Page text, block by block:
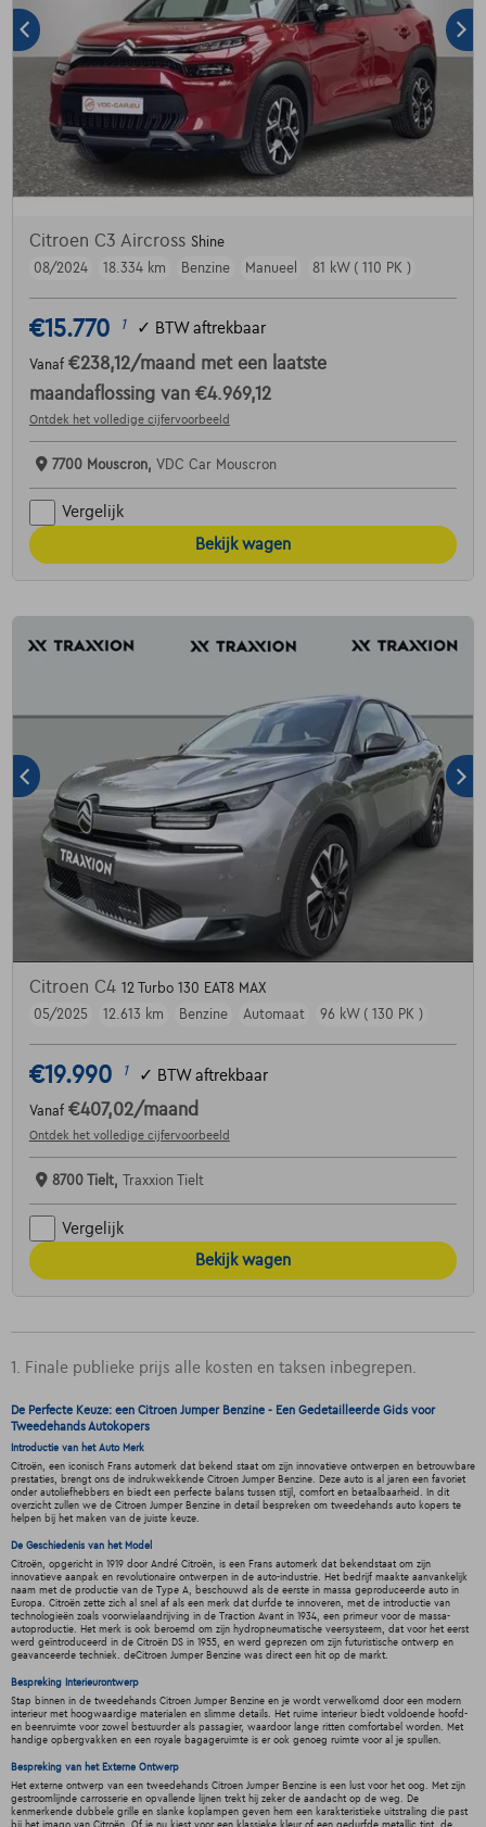
Citroen C3 Aircross Shine
08/2024
18.334 km Benzine Manueel 81 kW ( 110 PK )
€15.770 1 ✓ BTW aftrekbaar
Vanaf €238,12/maand met een laatste
maandaflossing van €4.969,12
Ontdek het volledige cijfervoorbeeld
7700 Mouscron, VDC Car Mouscron
Vergelijk
Bekijk wagen
Citroen C4 12 Turbo 130 EAT8 MAX
05/2025
12.613 km Benzine Automaat 96 kW ( 130 PK )
€19.990 1 ✓ BTW aftrekbaar
Vanaf €407,02/maand
Ontdek het volledige cijfervoorbeeld
8700 Tielt, Traxxion Tielt
Vergelijk
Bekijk wagen
1. Finale publieke prijs alle kosten en taksen inbegrepen.
De Perfecte Keuze: een Citroen Jumper Benzine - Een Gedetailleerde Gids voor
Tweedehands Autokopers
Introductie van het Auto Merk
Citroën, een iconisch Frans automerk dat bekend staat om zijn innovatieve ontwerpen en betrouwbare
prestaties, brengt ons de indrukwekkende Citroen Jumper Benzine. Deze auto is al jaren een favoriet
onder autoliefhebbers en biedt een perfecte balans tussen stijl, comfort en betaalbaarheid. In dit
overzicht zullen we de Citroen Jumper Benzine in detail bespreken om tweedehands auto kopers te
helpen bij het maken van de juiste keuze.
De Geschiedenis van het Model
Citroën, opgericht in 1919 door André Citroën, is een Frans automerk dat bekendstaat om zijn
innovatieve aanpak en revolutionaire ontwerpen in de auto-industrie. Het bedrijf maakte aanvankelijk
naam met de productie van de Type A, beschouwd als de eerste in massa geproduceerde auto in
Europa. Citroën zette zich al snel af als een merk dat durfde te innoveren, met de introductie van
technologieën zoals voorwielaandrijving in de Traction Avant in 1934, een primeur voor de massa-
autoproductie. Het merk is ook beroemd om zijn hydropneumatische veersysteem, dat voor het eerst
werd geïntroduceerd in de Citroën DS in 1955, en werd geprezen om zijn futuristische ontwerp en
geavanceerde techniek. deCitroen Jumper Benzine was direct een hit op de markt.
Bespreking Interieurontwerp
Stap binnen in de tweedehands Citroen Jumper Benzine en je wordt verwelkomd door een modern
interieur met hoogwaardige materialen en slimme details. Het ruime interieur biedt voldoende hoofd-
en beenruimte voor zowel bestuurder als passagier, waardoor lange ritten comfortabel worden. Met
handige opbergvakken en een royale bagageruimte is er ook genoeg ruimte voor al je spullen.
Bespreking van het Externe Ontwerp
Het externe ontwerp van een tweedehands Citroen Jumper Benzine is een lust voor het oog. Met zijn
gestroomlijnde carrosserie en opvallende lijnen trekt hij zeker de aandacht op de weg. De
kenmerkende dubbele grille en slanke koplampen geven hem een karakteristieke uitstraling die past